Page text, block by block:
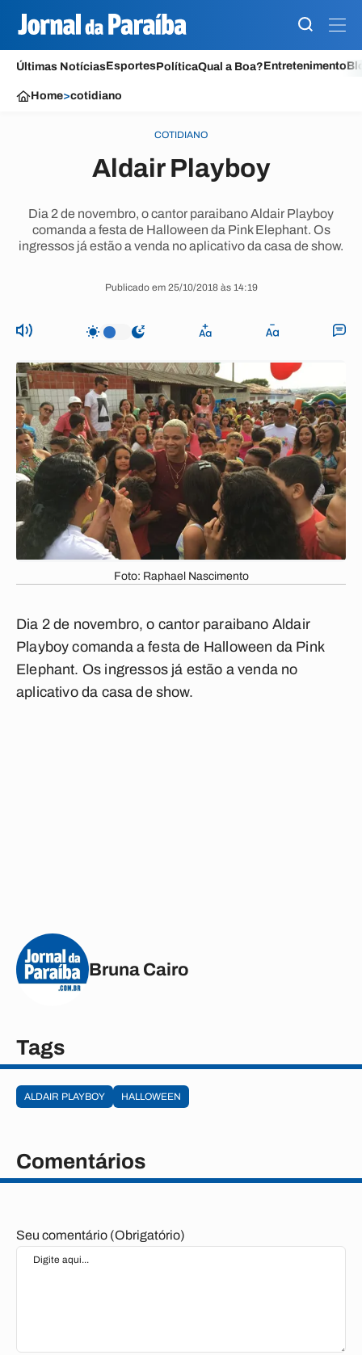
Últimas NotíciasEsportesPolíticaQual a Boa?Entretenimento
Home>cotidiano
COTIDIANO
Aldair Playboy
Dia 2 de novembro, o cantor paraibano Aldair Playboy
comanda a festa de Halloween da Pink Elephant. Os
ingressos já estão a venda no aplicativo da casa de show.
Publicado em 25/10/2018 às 14:19
Foto: Raphael Nascimento
Dia 2 de novembro, o cantor paraibano Aldair
Playboy comanda a festa de Halloween da Pink
Elephant. Os ingressos já estão a venda no
aplicativo da casa de show.
Bruna Cairo
Tags
ALDAIR PLAYBOY HALLOWEEN
Comentários
Seu comentário (Obrigatório)